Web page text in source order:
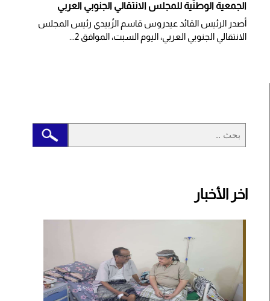
الجمعية الوطنية للمجلس الانتقالي الجنوبي العربي
أصدر الرئيس القائد عيدروس قاسم الزُبيدي رئيس المجلس
الانتقالي الجنوبي العربي، اليوم السبت، الموافق 2...
اخر الأخبار